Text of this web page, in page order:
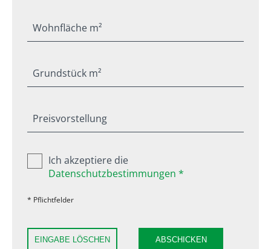
Wohnfläche m²
Grundstück m²
Preisvorstellung
Ich akzeptiere die
Datenschutzbestimmungen *
* Pflichtfelder
EINGABE LÖSCHEN ABSCHICKEN